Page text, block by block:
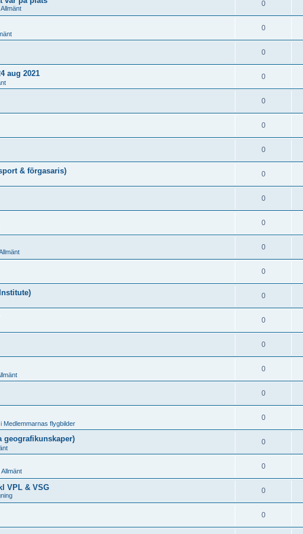
Allmänt
0
0
0
aug 2021 0
0
0
0
& förgasaris) 0
0
0
0
0
0
0
0
0
0
Medlemmarnas flygbilder
0
geografikunskaper) 0
Allmänt
0
VPL & VSG 0
0